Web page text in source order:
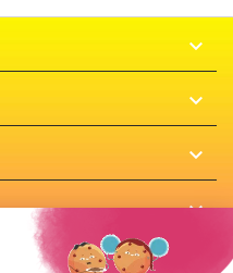



